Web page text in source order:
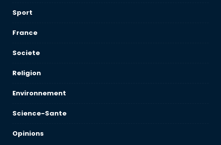
Sport
France
Societe
Religion
Environnement
Science-Sante
Opinions